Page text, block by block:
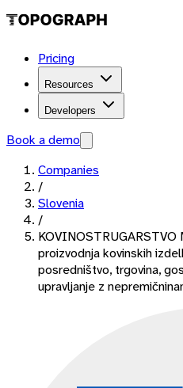
Pricing
Resources
Developers
Book a demo
Companies
/
Slovenia
/
KOVINOSTRUGARSTVO
proizvodnja kovinskih
posredništvo, trgovina,
upravljanje z